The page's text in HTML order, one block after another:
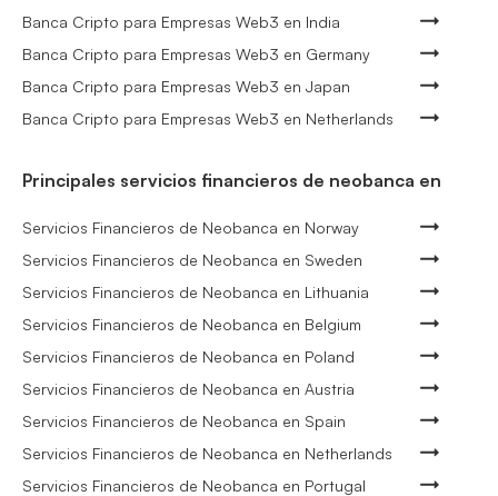
Banca Cripto para Empresas Web3 en India
Banca Cripto para Empresas Web3 en Germany
Banca Cripto para Empresas Web3 en Japan
Banca Cripto para Empresas Web3 en Netherlands
Principales servicios financieros de neobanca en
Servicios Financieros de Neobanca en Norway
Servicios Financieros de Neobanca en Sweden
Servicios Financieros de Neobanca en Lithuania
Servicios Financieros de Neobanca en Belgium
Servicios Financieros de Neobanca en Poland
Servicios Financieros de Neobanca en Austria
Servicios Financieros de Neobanca en Spain
Servicios Financieros de Neobanca en Netherlands
Servicios Financieros de Neobanca en Portugal